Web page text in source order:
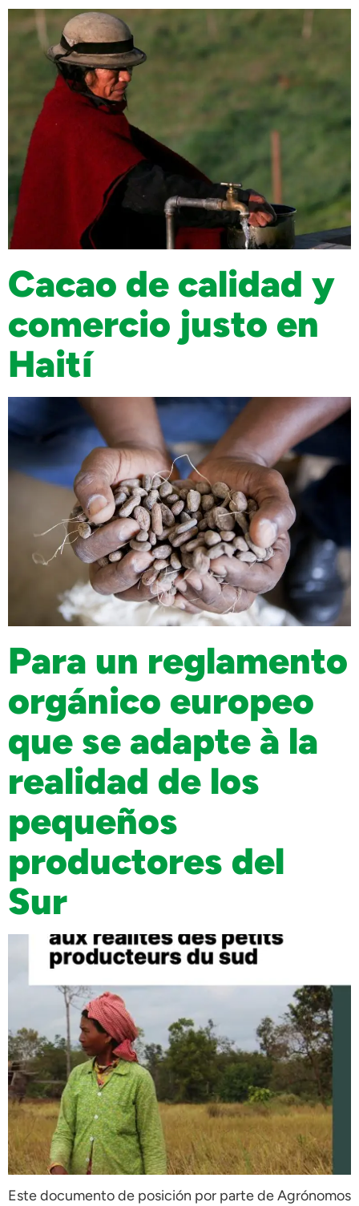
Cacao de calidad y
comercio justo en
Haití
Para un reglamento
orgánico europeo
que se adapte à la
realidad de los
pequeños
productores del
Sur
Este documento de posición por parte de Agrónomos